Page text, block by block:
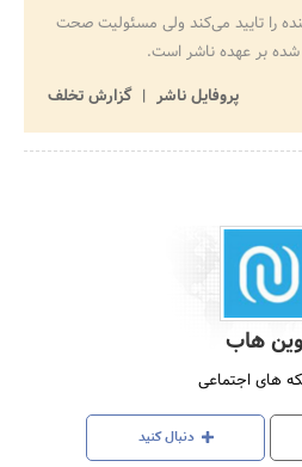
را تایید می‌کند ولی مسئولیت صحت
بر عهده ناشر است.
پروفایل ناشر
گزارش تخلف
هاب
های اجتماعی
دنبال کنید